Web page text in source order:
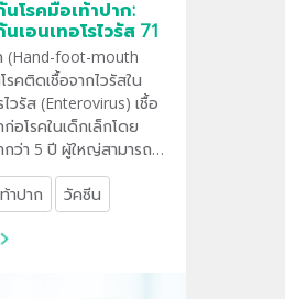
โรคมือเท้าปาก:
เอนเทอโรไวรัส 71
(Hand-foot-mouth
รคติดเชื้อจากไวรัสใน
ไวรัส (Enterovirus) เชื้อ
อโรคในเด็กเล็กโดย
กว่า 5 ปี ผู้ใหญ่สามารถ
การอาจไม่รุนแรงหรือไม่
อไวรัสสามารถเข้าสู่
งการสัมผัสน้ำลาย น้ำมูก
นที่ผิวหนัง
าปาก วัคซีน